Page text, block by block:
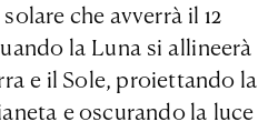
che avverrà il 12
la Luna si allineerà
e il Sole, proiettando la
e oscurando la luce